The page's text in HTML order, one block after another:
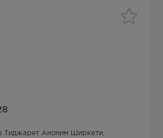
Тиджарет Аноним Ширкети,